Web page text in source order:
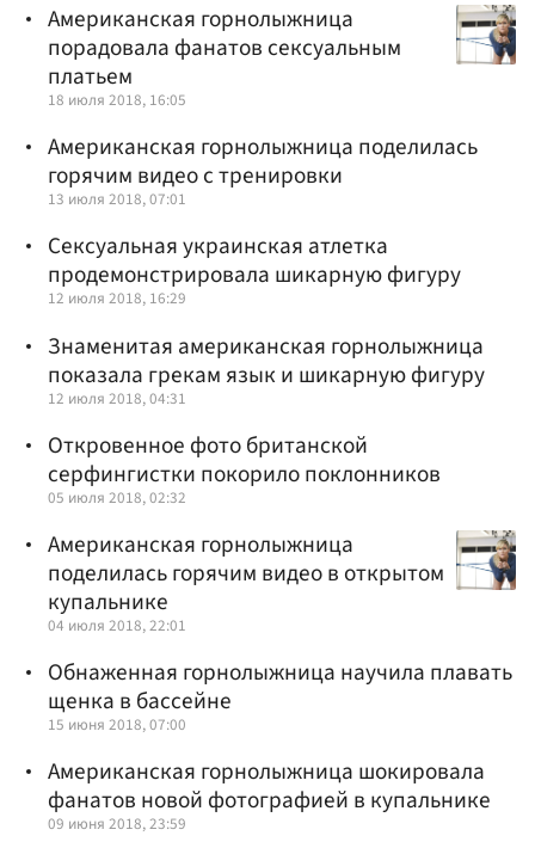
Американская горнолыжница
порадовала фанатов сексуальным
платьем
18 июля 2018, 16:05
Американская горнолыжница поделилась
горячим видео с тренировки
13 июля 2018, 07:01
Сексуальная украинская атлетка
продемонстрировала шикарную фигуру
12 июля 2018, 16:29
Знаменитая американская горнолыжница
показала грекам язык и шикарную фигуру
12 июля 2018, 04:31
Откровенное фото британской
серфингистки покорило поклонников
05 июля 2018, 02:32
Американская горнолыжница
поделилась горячим видео в открытом
купальнике
04 июля 2018, 22:01
Обнаженная горнолыжница научила плавать
щенка в бассейне
15 июня 2018, 07:00
Американская горнолыжница шокировала
фанатов новой фотографией в купальнике
09 июня 2018, 23:59